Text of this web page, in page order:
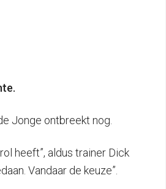
Jonge ontbreekt nog.
heeft”, aldus trainer Dick
Vandaar de keuze”.